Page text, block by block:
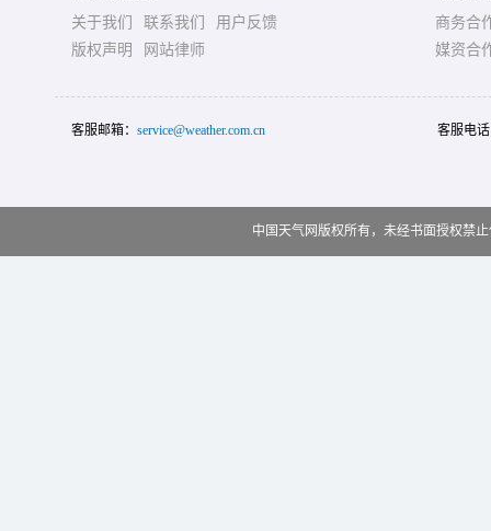
关于我们 联系我们
用户反馈
版权声明
网站律师
商务合
媒资合
客服邮箱： service@weather.com.cn 客服电
中国天气网版权所有，未经书面授权